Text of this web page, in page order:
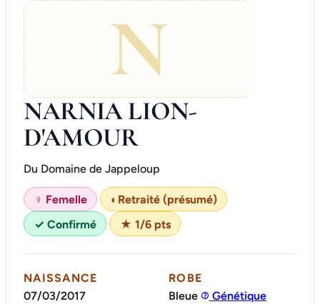
N
NARNIA LION-
D'AMOUR
Du Domaine de Jappeloup
♀ Femelle ◐ Retraité (présumé)
✓ Confirmé
★ 1/6 pts
NAISSANCE
07/03/2017
ROBE
Bleue
Génétique